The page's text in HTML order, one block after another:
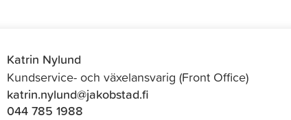
Katrin Nylund
Kundservice- och växelansvarig (Front Office)
katrin.nylund@jakobstad.fi
044 785 1988